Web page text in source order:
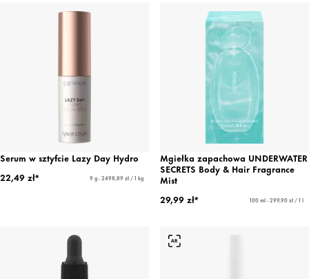
Serum w sztyfcie Lazy Day Hydro
22,49 zł*
9 g - 2498,89 zł / 1 kg
Mgiełka zapachowa UNDERWATER
SECRETS Body & Hair Fragrance
Mist
29,99 zł*
100 ml - 299,90 zł / 1 l